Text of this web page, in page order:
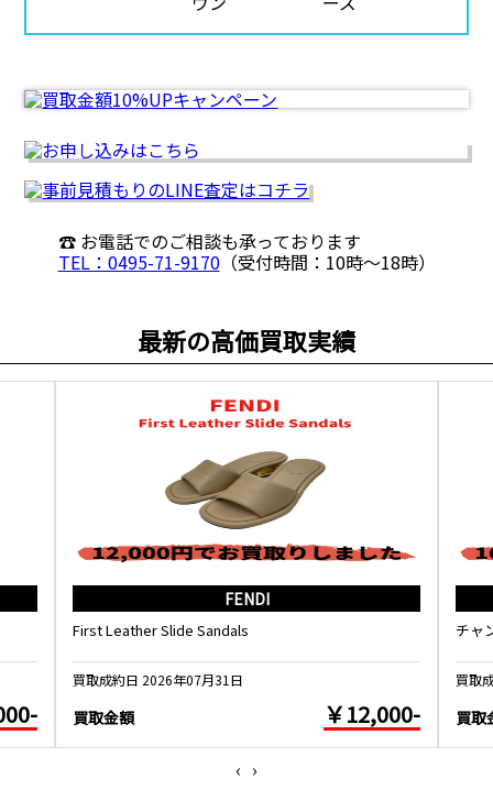
☎ お電話でのご相談も承っております
TEL：0495-71-9170（受付時間：10時〜18時）
最新の高価買取実績
FENDI
First Leather Slide Sandals
買取成約日 2026年07月31日
買取金額 ￥12,000-
チャ
買取
買取
‹ ›